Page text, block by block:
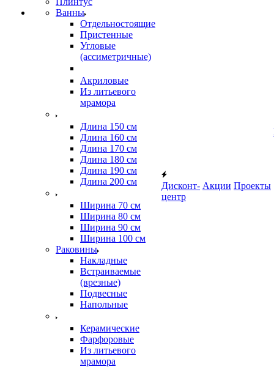
Ванны
Отдельностоящие
Пристенные
Угловые
(ассиметричные)
Акриловые
Из литьевого
мрамора
Длина 150 см
Длина 160 см
Длина 170 см
Длина 180 см
Длина 190 см
Длина 200 см
Ширина 70 см
Ширина 80 см
Ширина 90 см
Ширина 100 см
Раковины
Накладные
Встраиваемые
(врезные)
Подвесные
Напольные
Керамические
Фарфоровые
Из литьевого
мрамора
Дисконт-
центр
Акции Проекты